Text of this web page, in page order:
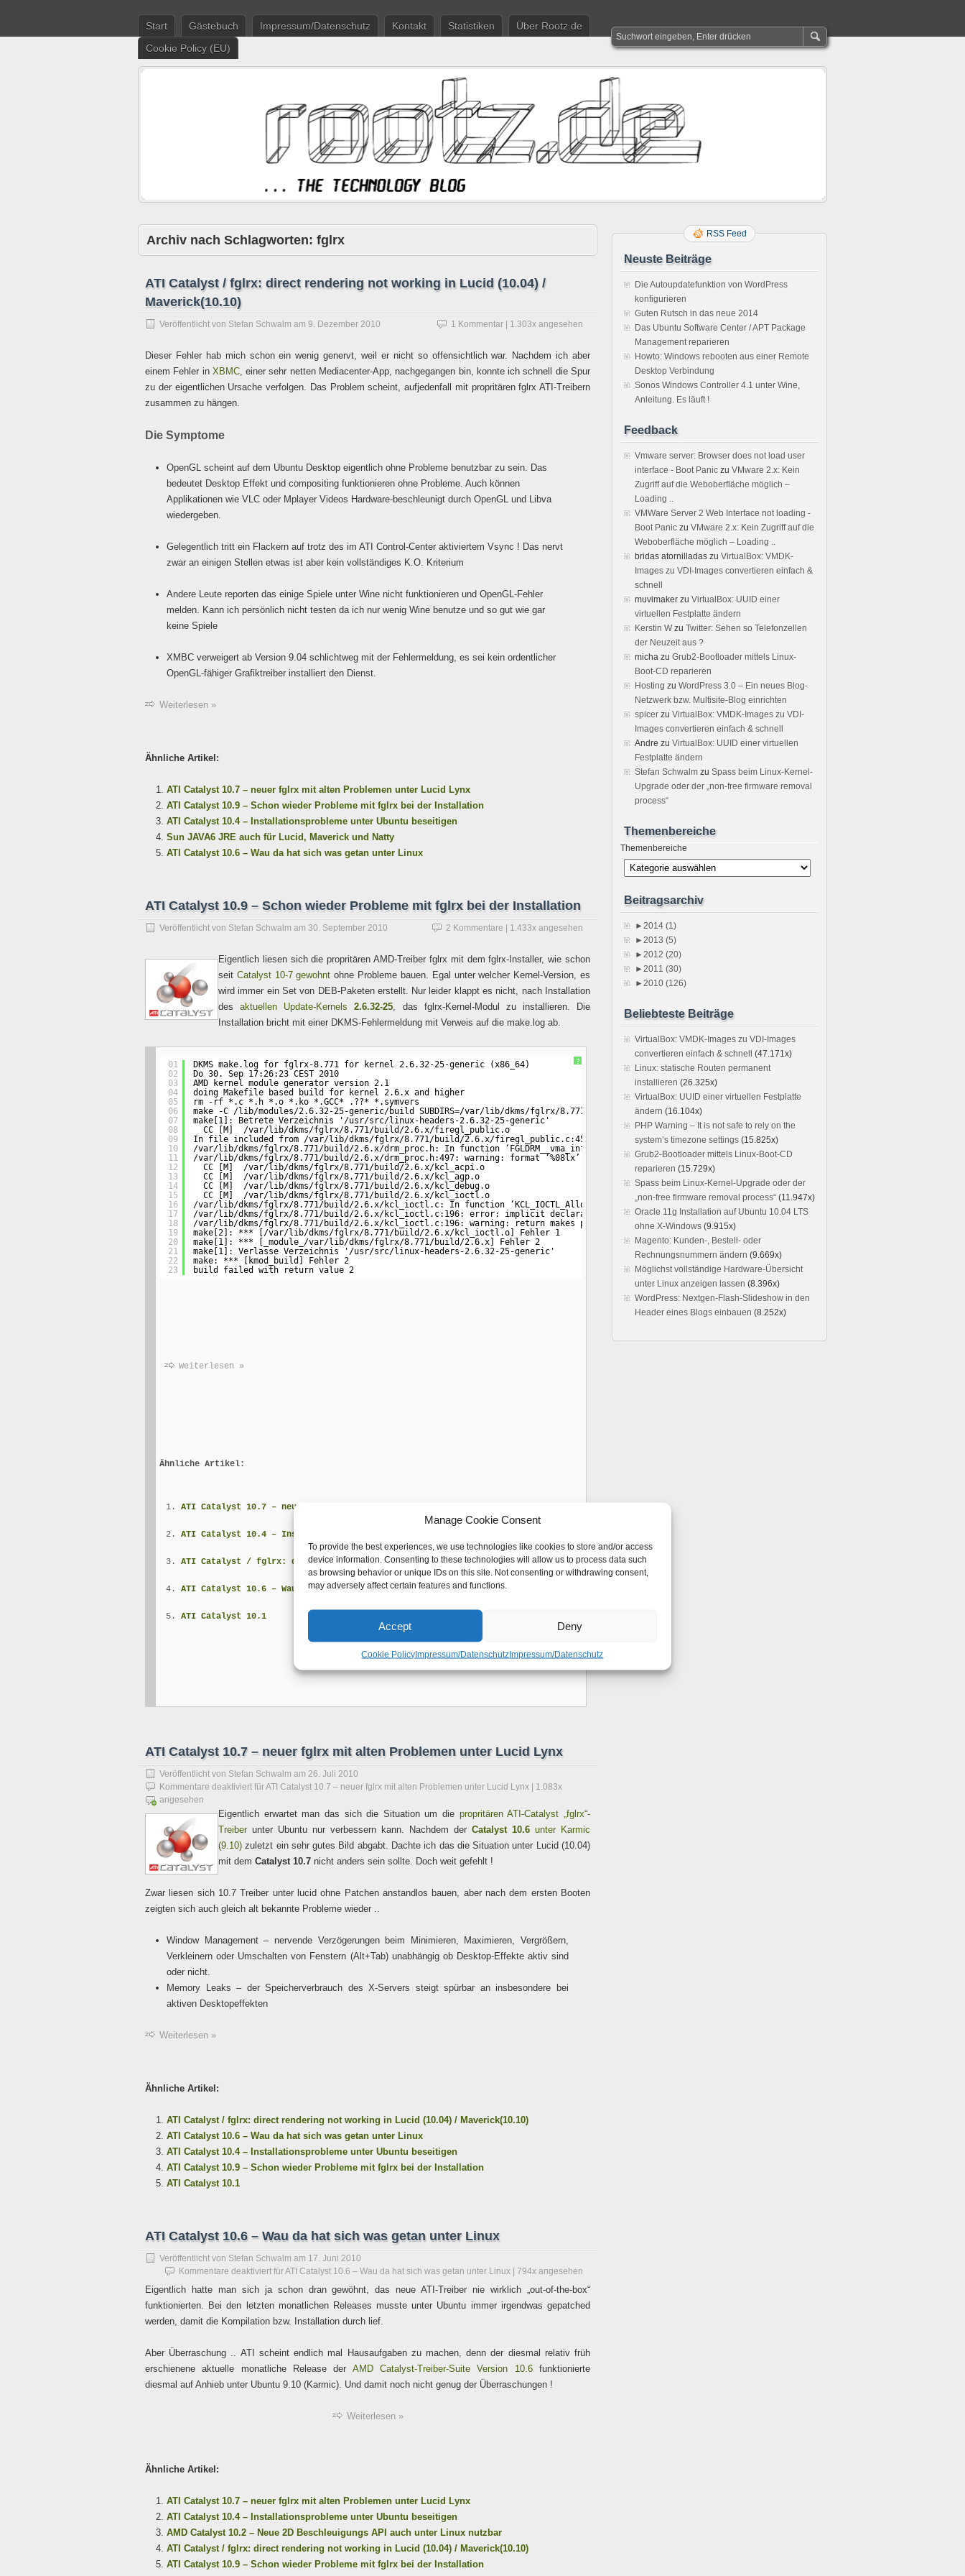
Manage Cookie Consent
To provide the best experiences, we use technologies like cookies to store and/or access
device information. Consenting to these technologies will allow us to process data such
as browsing behavior or unique IDs on this site. Not consenting or withdrawing consent,
may adversely affect certain features and functions.
Accept Deny
Cookie PolicyImpressum/DatenschutzImpressum/Datenschutz
Start Gästebuch Impressum/Datenschutz Kontakt Statistiken
Über Rootz.de
Cookie Policy (EU)
Archiv nach Schlagworten: fglrx
ATI Catalyst / fglrx: direct rendering not working in Lucid (10.04) /
Maverick(10.10)
Veröffentlicht von Stefan Schwalm am 9. Dezember 2010 1 Kommentar | 1.303x angesehen
Dieser Fehler hab mich schon ein wenig genervt, weil er nicht so offensichtlich war. Nachdem ich aber
einem Fehler in XBMC, einer sehr netten Mediacenter-App, nachgegangen bin, konnte ich schnell die Spur
zu der eigentlichen Ursache verfolgen. Das Problem scheint, aufjedenfall mit propritären fglrx ATI-Treibern
zusammen zu hängen.
Die Symptome
OpenGL scheint auf dem Ubuntu Desktop eigentlich ohne Probleme benutzbar zu sein. Das
bedeutet Desktop Effekt und compositing funktionieren ohne Probleme. Auch können
Applikationen wie VLC oder Mplayer Videos Hardware-beschleunigt durch OpenGL und Libva
wiedergeben.
Gelegentlich tritt ein Flackern auf trotz des im ATI Control-Center aktiviertem Vsync ! Das nervt
zwar an einigen Stellen etwas ist aber kein vollständiges K.O. Kriterium
Andere Leute reporten das einige Spiele unter Wine nicht funktionieren und OpenGL-Fehler
melden. Kann ich persönlich nicht testen da ich nur wenig Wine benutze und so gut wie gar
keine Spiele
XMBC verweigert ab Version 9.04 schlichtweg mit der Fehlermeldung, es sei kein ordentlicher
OpenGL-fähiger Grafiktreiber installiert den Dienst.
Weiterlesen »
Ähnliche Artikel:
ATI Catalyst 10.7 – neuer fglrx mit alten Problemen unter Lucid Lynx
ATI Catalyst 10.9 – Schon wieder Probleme mit fglrx bei der Installation
ATI Catalyst 10.4 – Installationsprobleme unter Ubuntu beseitigen
Sun JAVA6 JRE auch für Lucid, Maverick und Natty
ATI Catalyst 10.6 – Wau da hat sich was getan unter Linux
ATI Catalyst 10.9 – Schon wieder Probleme mit fglrx bei der Installation
Veröffentlicht von Stefan Schwalm am 30. September 2010 2 Kommentare | 1.433x angesehen
Eigentlich liesen sich die propritären AMD-Treiber fglrx mit dem fglrx-Installer, wie schon
seit Catalyst 10-7 gewohnt ohne Probleme bauen. Egal unter welcher Kernel-Version, es
wird immer ein Set von DEB-Paketen erstellt. Nur leider klappt es nicht, nach Installation
desaktuellen Update-Kernels2.6.32-25, das fglrx-Kernel-Modul zu installieren. Die
Installation bricht mit einer DKMS-Fehlermeldung mit Verweis auf die make.log ab.
?
01
02
03
04
05
06
07
08
09
10
11
12
13
14
15
16
17
18
19
20
21
22
23
DKMS make.log for fglrx-8.771 for kernel 2.6.32-25-generic (x86_64)
Do 30. Sep 17:26:23 CEST 2010
AMD kernel module generator version 2.1
doing Makefile based build for kernel 2.6.x and higher
rm -rf *.c *.h *.o *.ko *.GCC* .??* *.symvers
make -C /lib/modules/2.6.32-25-generic/build SUBDIRS=/var/lib/dkms/fglrx/8.771/build/2.6.x modules
make[1]: Betrete Verzeichnis '/usr/src/linux-headers-2.6.32-25-generic'
CC [M]  /var/lib/dkms/fglrx/8.771/build/2.6.x/firegl_public.o
In file included from /var/lib/dkms/fglrx/8.771/build/2.6.x/firegl_public.c:451:
/var/lib/dkms/fglrx/8.771/build/2.6.x/drm_proc.h: In function ‘FGLDRM__vma_info’:
/var/lib/dkms/fglrx/8.771/build/2.6.x/drm_proc.h:497: warning: format ‘%08lx’ expects type ‘long unsigned int’, but argument 5 has type ‘phys_addr_t’
CC [M]  /var/lib/dkms/fglrx/8.771/build/2.6.x/kcl_acpi.o
CC [M]  /var/lib/dkms/fglrx/8.771/build/2.6.x/kcl_agp.o
CC [M]  /var/lib/dkms/fglrx/8.771/build/2.6.x/kcl_debug.o
CC [M]  /var/lib/dkms/fglrx/8.771/build/2.6.x/kcl_ioctl.o
/var/lib/dkms/fglrx/8.771/build/2.6.x/kcl_ioctl.c: In function ‘KCL_IOCTL_AllocUserSpace32’:
/var/lib/dkms/fglrx/8.771/build/2.6.x/kcl_ioctl.c:196: error: implicit declaration of function ‘compat_alloc_user_space’
/var/lib/dkms/fglrx/8.771/build/2.6.x/kcl_ioctl.c:196: warning: return makes pointer from integer without a cast
make[2]: *** [/var/lib/dkms/fglrx/8.771/build/2.6.x/kcl_ioctl.o] Fehler 1
make[1]: *** [_module_/var/lib/dkms/fglrx/8.771/build/2.6.x] Fehler 2
make[1]: Verlasse Verzeichnis '/usr/src/linux-headers-2.6.32-25-generic'
make: *** [kmod_build] Fehler 2
build failed with return value 2
Weiterlesen »
Ähnliche Artikel:
ATI Catalyst 10.7 – neuer fglrx mit alten Problemen unter Lucid Lynx
ATI Catalyst 10.4 – Installationsprobleme unter Ubuntu beseitigen
ATI Catalyst / fglrx: direct rendering not working in Lucid (10.04) / Maverick(10.10)
ATI Catalyst 10.6 – Wau da hat sich was getan unter Linux
ATI Catalyst 10.1
ATI Catalyst 10.7 – neuer fglrx mit alten Problemen unter Lucid Lynx
Veröffentlicht von Stefan Schwalm am 26. Juli 2010
Kommentare deaktiviert für ATI Catalyst 10.7 – neuer fglrx mit alten Problemen unter Lucid Lynx | 1.083x
angesehen
Eigentlich erwartet man das sich die Situation um die propritären ATI-Catalyst „fglrx“-
Treiberunter Ubuntu nur verbessern kann. Nachdem der Catalyst 10.6 unter Karmic
(9.10) zuletzt ein sehr gutes Bild abgabt. Dachte ich das die Situation unter Lucid (10.04)
mit dem Catalyst 10.7 nicht anders sein sollte. Doch weit gefehlt !
Zwar liesen sich 10.7 Treiber unter lucid ohne Patchen anstandlos bauen, aber nach dem ersten Booten
zeigten sich auch gleich alt bekannte Probleme wieder ..
Window Management – nervende Verzögerungen beim Minimieren, Maximieren, Vergrößern,
Verkleinern oder Umschalten von Fenstern (Alt+Tab) unabhängig ob Desktop-Effekte aktiv sind
oder nicht.
Memory Leaks – der Speicherverbrauch des X-Servers steigt spürbar an insbesondere bei
aktiven Desktopeffekten
Weiterlesen »
Ähnliche Artikel:
ATI Catalyst / fglrx: direct rendering not working in Lucid (10.04) / Maverick(10.10)
ATI Catalyst 10.6 – Wau da hat sich was getan unter Linux
ATI Catalyst 10.4 – Installationsprobleme unter Ubuntu beseitigen
ATI Catalyst 10.9 – Schon wieder Probleme mit fglrx bei der Installation
ATI Catalyst 10.1
ATI Catalyst 10.6 – Wau da hat sich was getan unter Linux
Veröffentlicht von Stefan Schwalm am 17. Juni 2010
Kommentare deaktiviert für ATI Catalyst 10.6 – Wau da hat sich was getan unter Linux | 794x angesehen
Eigentlich hatte man sich ja schon dran gewöhnt, das neue ATI-Treiber nie wirklich „out-of-the-box“
funktionierten. Bei den letzten monatlichen Releases musste unter Ubuntu immer irgendwas gepatched
werden, damit die Kompilation bzw. Installation durch lief.
Aber Überraschung .. ATI scheint endlich mal Hausaufgaben zu machen, denn der diesmal relativ früh
erschienene aktuelle monatliche Release der AMD Catalyst-Treiber-Suite Version 10.6funktionierte
diesmal auf Anhieb unter Ubuntu 9.10 (Karmic). Und damit noch nicht genug der Überraschungen !
Weiterlesen »
Ähnliche Artikel:
ATI Catalyst 10.7 – neuer fglrx mit alten Problemen unter Lucid Lynx
ATI Catalyst 10.4 – Installationsprobleme unter Ubuntu beseitigen
AMD Catalyst 10.2 – Neue 2D Beschleuigungs API auch unter Linux nutzbar
ATI Catalyst / fglrx: direct rendering not working in Lucid (10.04) / Maverick(10.10)
ATI Catalyst 10.9 – Schon wieder Probleme mit fglrx bei der Installation
RSS Feed
Neuste Beiträge
Die Autoupdatefunktion von WordPress
konfigurieren
Guten Rutsch in das neue 2014
Das Ubuntu Software Center / APT Package
Management reparieren
Howto: Windows rebooten aus einer Remote
Desktop Verbindung
Sonos Windows Controller 4.1 unter Wine,
Anleitung. Es läuft !
Feedback
Vmware server: Browser does not load user
interface - Boot Panic zu VMware 2.x: Kein
Zugriff auf die Weboberfläche möglich –
Loading ..
VMWare Server 2 Web Interface not loading -
Boot Panic zu VMware 2.x: Kein Zugriff auf die
Weboberfläche möglich – Loading ..
bridas atornilladas zu VirtualBox: VMDK-
Images zu VDI-Images convertieren einfach &
schnell
muvimaker zu VirtualBox: UUID einer
virtuellen Festplatte ändern
Kerstin Wzu Twitter: Sehen so Telefonzellen
der Neuzeit aus ?
micha zu Grub2-Bootloader mittels Linux-
Boot-CD reparieren
Hosting zu WordPress 3.0 – Ein neues Blog-
Netzwerk bzw. Multisite-Blog einrichten
spicer zu VirtualBox: VMDK-Images zu VDI-
Images convertieren einfach & schnell
Andre zu VirtualBox: UUID einer virtuellen
Festplatte ändern
Stefan Schwalm zu Spass beim Linux-Kernel-
Upgrade oder der „non-free firmware removal
process“
Themenbereiche
Themenbereiche
Beitragsarchiv
►2014 (1)
►2013 (5)
►2012 (20)
►2011 (30)
►2010 (126)
Beliebteste Beiträge
VirtualBox: VMDK-Images zu VDI-Images
convertieren einfach & schnell
(47.171x)
Linux: statische Routen permanent
installieren (26.325x)
VirtualBox: UUID einer virtuellen Festplatte
ändern (16.104x)
PHP Warning – It is not safe to rely on the
system’s timezone settings (15.825x)
Grub2-Bootloader mittels Linux-Boot-CD
reparieren (15.729x)
Spass beim Linux-Kernel-Upgrade oder der
„non-free firmware removal process“ (11.947x)
Oracle 11g Installation auf Ubuntu 10.04 LTS
ohne X-Windows (9.915x)
Magento: Kunden-, Bestell- oder
Rechnungsnummern ändern (9.669x)
Möglichst vollständige Hardware-Übersicht
unter Linux anzeigen lassen (8.396x)
WordPress: Nextgen-Flash-Slideshow in den
Header eines Blogs einbauen (8.252x)